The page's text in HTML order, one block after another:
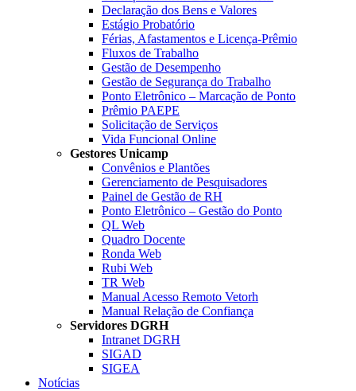
Declaração dos Bens e Valores
Estágio Probatório
Férias, Afastamentos e Licença-Prêmio
Fluxos de Trabalho
Gestão de Desempenho
Gestão de Segurança do Trabalho
Ponto Eletrônico – Marcação de Ponto
Prêmio PAEPE
Solicitação de Serviços
Vida Funcional Online
Gestores Unicamp
Convênios e Plantões
Gerenciamento de Pesquisadores
Painel de Gestão de RH
Ponto Eletrônico – Gestão do Ponto
QL Web
Quadro Docente
Ronda Web
Rubi Web
TR Web
Manual Acesso Remoto Vetorh
Manual Relação de Confiança
Servidores DGRH
Intranet DGRH
SIGAD
SIGEA
Notícias